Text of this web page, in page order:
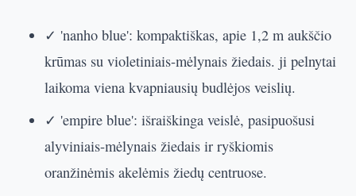
✓ 'nanho blue': kompaktiškas, apie 1,2 m aukščio
krūmas su violetiniais-mėlynais žiedais. ji pelnytai
laikoma viena kvapniausių budlėjos veislių.
✓ 'empire blue': išraiškinga veislė, pasipuošusi
alyviniais-mėlynais žiedais ir ryškiomis
oranžinėmis akelėmis žiedų centruose.